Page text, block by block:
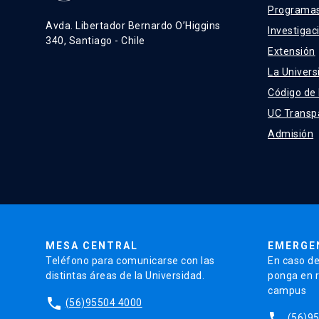
Avda. Libertador Bernardo O’Higgins
340, Santiago - Chile
Extensión
La
Código de
UC
Admisión
MESA CENTRAL
Teléfono para comunicarse con las
distintas áreas de la Universidad.
phone (56)95504 4000
En caso
ponga en
campus